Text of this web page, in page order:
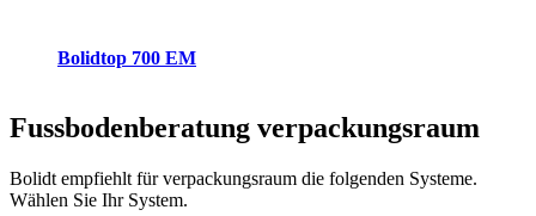
Bolidtop 700 EM
Fussbodenberatung verpackungsraum
Bolidt empfiehlt für verpackungsraum die folgenden Systeme.
Wählen Sie Ihr System.